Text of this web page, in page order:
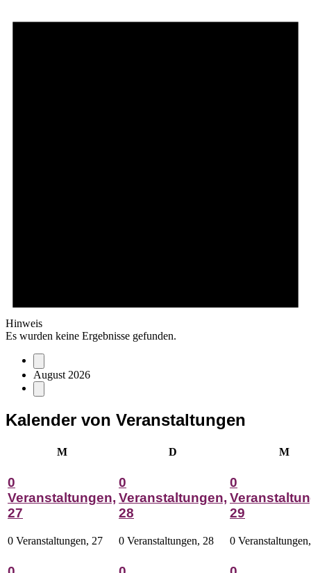
Hinweis
Es wurden keine Ergebnisse gefunden.
August 2026
Kalender von Veranstaltungen
MMontag D M
0
Veranstaltungen,
27
0 Veranstaltungen, 27
0
Veranstaltungen,
28
0 Veranstaltungen, 28
0
29
0